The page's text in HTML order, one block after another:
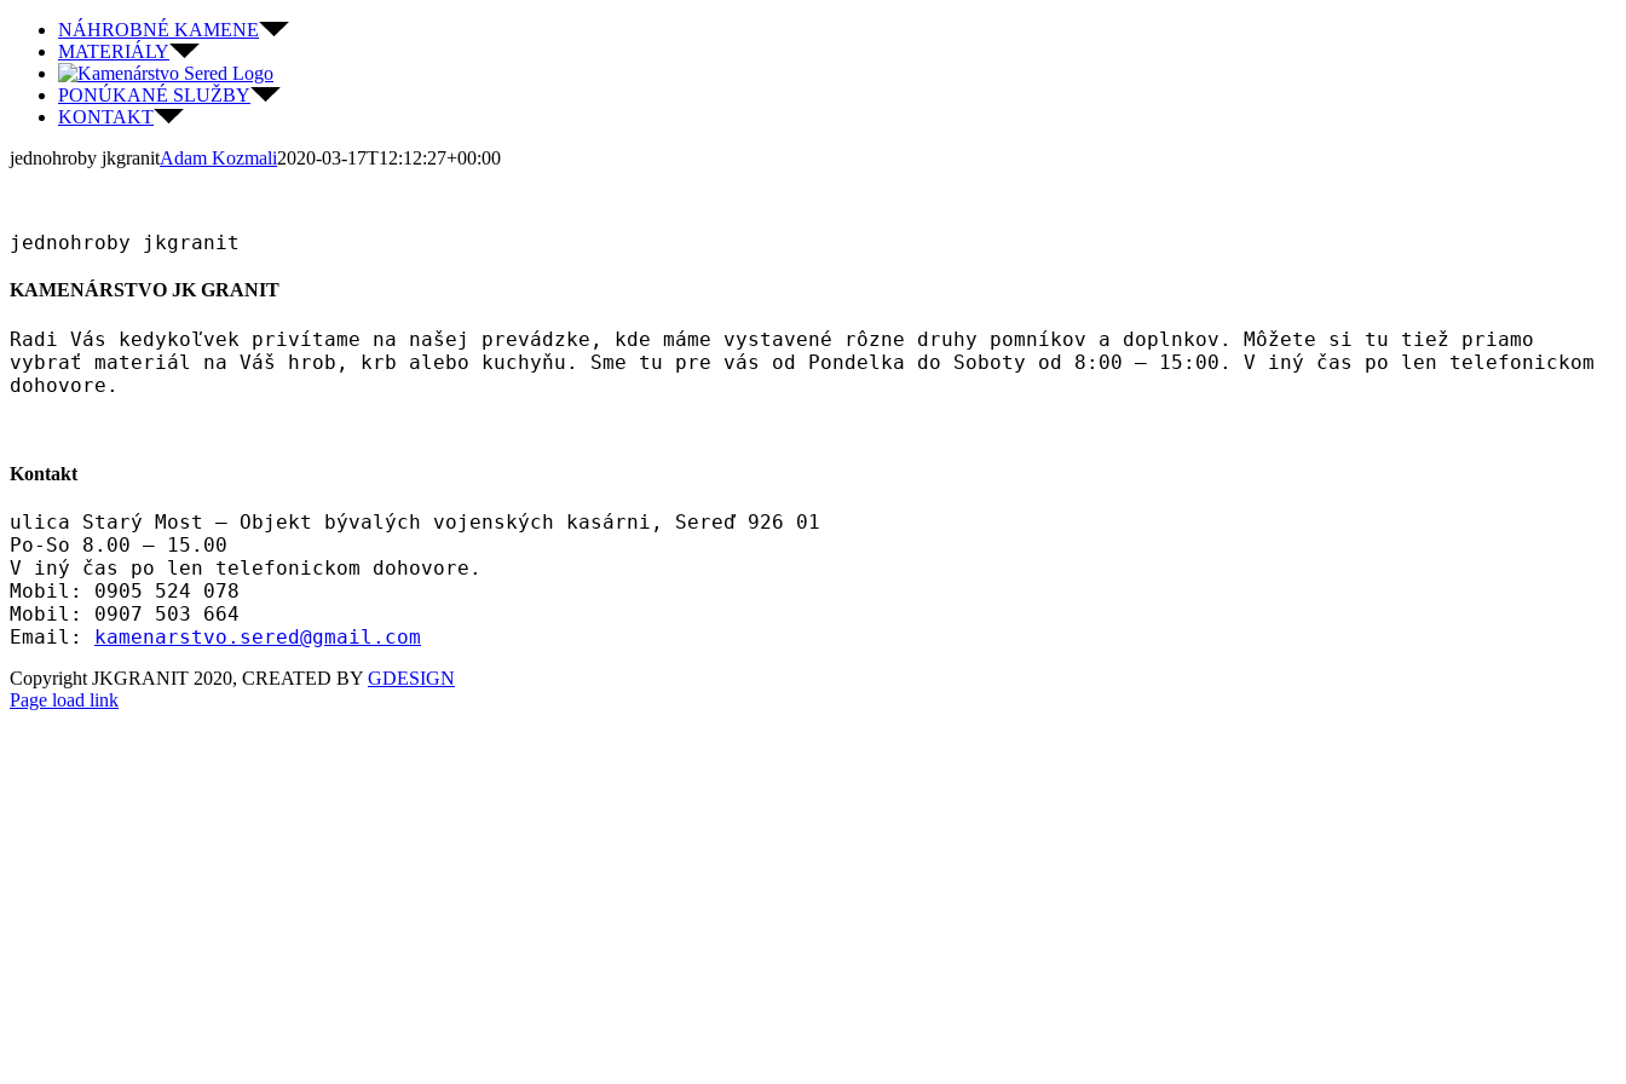
Skip
content
NÁHROBNÉ KAMENE
MATERIÁLY
PONÚKANÉ SLUŽBY
KONTAKT
jednohroby jkgranitAdam Kozmali2020-03-17T12:12:27+00:00
jednohroby jkgranit
KAMENÁRSTVO JK GRANIT
Radi Vás kedykoľvek privítame na našej prevádzke, kde máme vystavené rôzne druhy pomníkov a doplnkov. Môžete si tu tiež priamo
vybrať materiál na Váš hrob, krb alebo kuchyňu. Sme tu pre vás od Pondelka do Soboty od 8:00 – 15:00. V iný čas po len telefonickom
dohovore.
Kontakt
ulica Starý Most – Objekt bývalých vojenských kasárni, Sereď 926 01
Po-So 8.00 – 15.00
V iný čas po len telefonickom dohovore.
Mobil: 0905 524 078
Mobil: 0907 503 664
Email: kamenarstvo.sered@gmail.com
Copyright JKGRANIT 2020, CREATED BY GDESIGN
Facebook
Twitter
Instagram
Pinterest
Page load link